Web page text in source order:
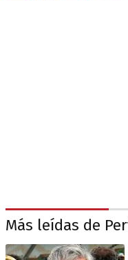
Más leídas de